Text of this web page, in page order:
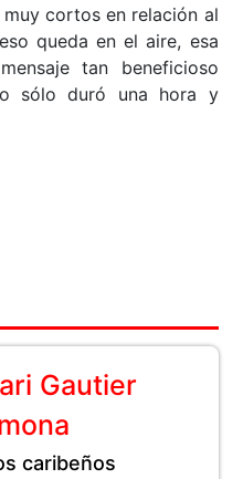
cortos en relación al
queda en el aire, esa
tan beneficioso
sólo duró una hora y
Gautier
caribeños